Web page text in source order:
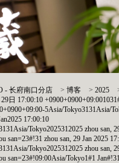
- 长府南口分店 >博客 >2025
日 17:00:10
5Asia/Tokyo3131Asia/
17:00:10
Tokyo2025312025 zhou san,
san=23#!31 zhou san, 29 Jan 2025
Tokyo2025312025 zhou san,
san=23#!09:00Asia/Tokyo1#1